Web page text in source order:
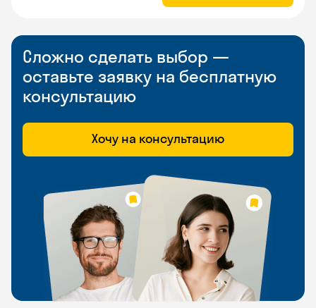
Сложно сделать выбор —
оставьте заявку на бесплатную
консультацию
Хочу на консультацию